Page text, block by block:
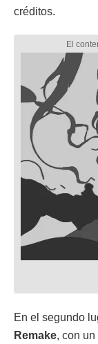
créditos.
En el segundo
Remake, con